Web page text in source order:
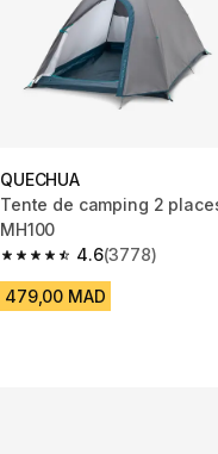
QUECHUA
Tente de camping 2
MH100
4.6
4.6 out of 5 stars from
(3778)
479,00 MAD